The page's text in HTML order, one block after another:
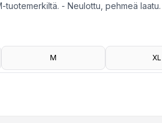
tuotemerkiltä. - Neulottu, pehmeä laatu.
koossa S.
M XL